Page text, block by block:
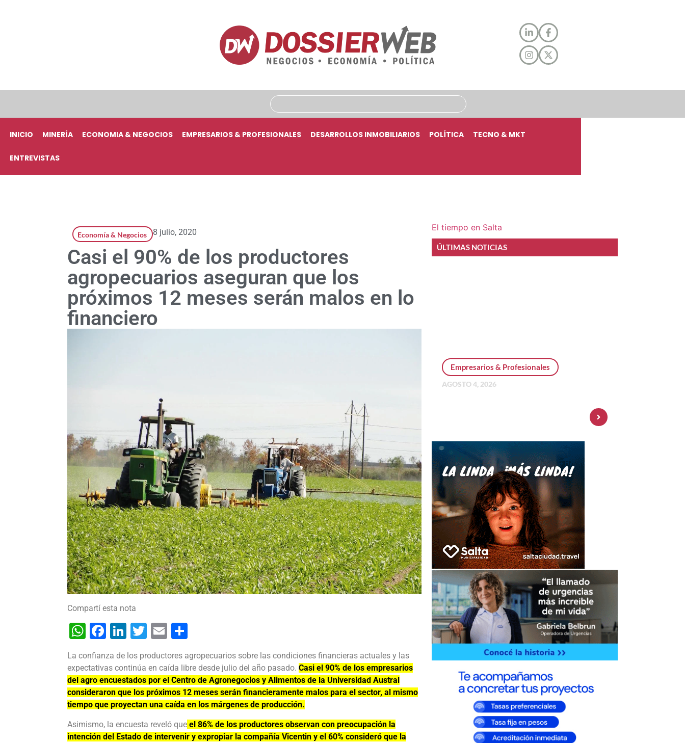
INICIO MINERÍA ECONOMIA & NEGOCIOS EMPRESARIOS & PROFESIONALES DESARROLLOS INMOBILIARIOS POLÍTICA TECNO & MKT
ENTREVISTAS
Economía & Negocios 8 julio, 2020
Casi el 90% de los productores
agropecuarios aseguran que los
próximos 12 meses serán malos en lo
financiero
Compartí esta nota
WhatsApp
Facebook
LinkedIn
TwitterEmail
La confianza de los productores agropecuarios sobre las condiciones financieras actuales y las
expectativas continúa en caída libre desde julio del año pasado. Casi el 90% de los empresarios
del agro encuestados por el Centro de Agronegocios y Alimentos de la Universidad Austral
consideraron que los próximos 12 meses serán financieramente malos para el sector, al mismo
tiempo que proyectan una caída en los márgenes de producción.
Asimismo, la encuesta reveló que el 86% de los productores observan con preocupación la
intención del Estado de intervenir y expropiar la compañía Vicentin y el 60% consideró que la
El tiempo en Salta
ÚLTIMAS NOTICIAS
Empresarios & Profesionales
AGOSTO 4, 2026